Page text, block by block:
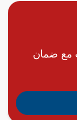
مع ضمان